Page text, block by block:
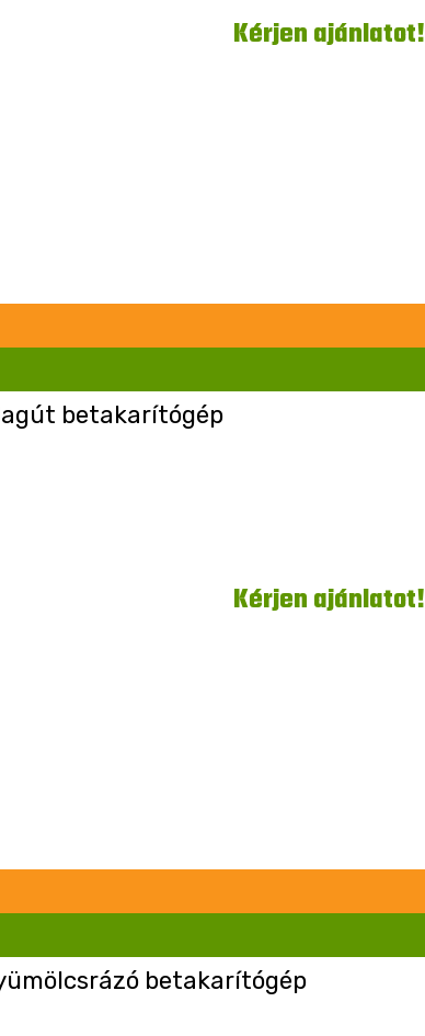
Kérjen ajánlatot!
betakarítógép
Kérjen ajánlatot!
betakarítógép